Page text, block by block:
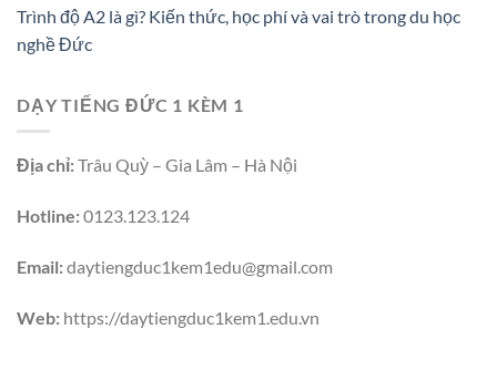
Trình độ A2 là gì? Kiến thức, học phí và vai trò trong du học
nghề Đức
DẠY TIẾNG ĐỨC 1 KÈM 1
Địa chỉ:Trâu Quỳ – Gia Lâm – Hà Nội
Hotline:0123.123.124
Email:daytiengduc1kem1edu@gmail.com
Web: https://daytiengduc1kem1.edu.vn